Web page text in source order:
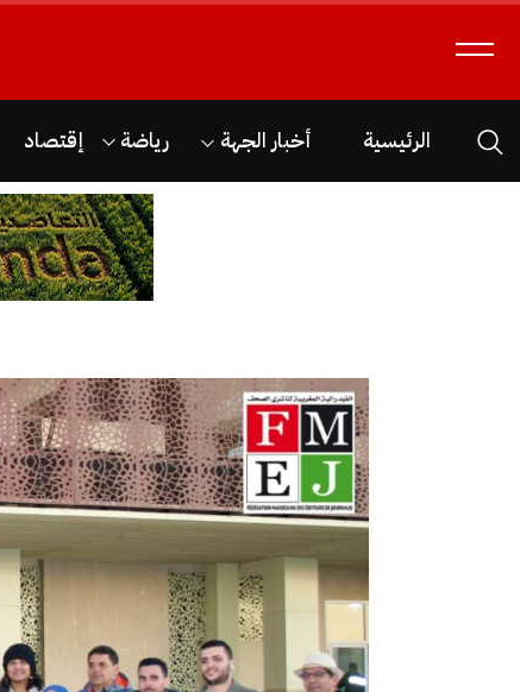
الرئيسية أخبار الجهة رياضة إقتصاد